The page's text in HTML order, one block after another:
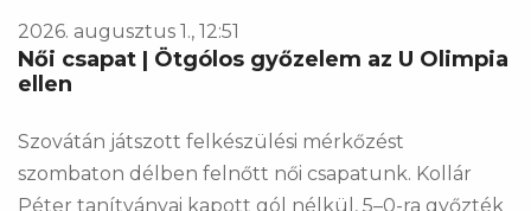
2026. augusztus 1., 12:51
Női csapat | Ötgólos győzelem az U Olimpia
ellen
Szovátán játszott felkészülési mérkőzést
szombaton délben felnőtt női csapatunk. Kollár
Péter tanítványai kapott gól nélkül, 5–0-ra győzték